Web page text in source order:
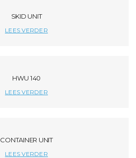
SKID UNIT
LEES VERDER
HWU 140
LEES VERDER
CONTAINER UNIT
LEES VERDER